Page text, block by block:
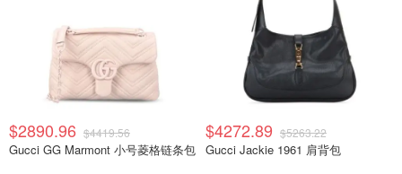
$2890.96 $4419.56
Gucci GG Marmont 小号菱格链条包
$4272.89 $5263.22
Gucci Jackie 1961 肩背包